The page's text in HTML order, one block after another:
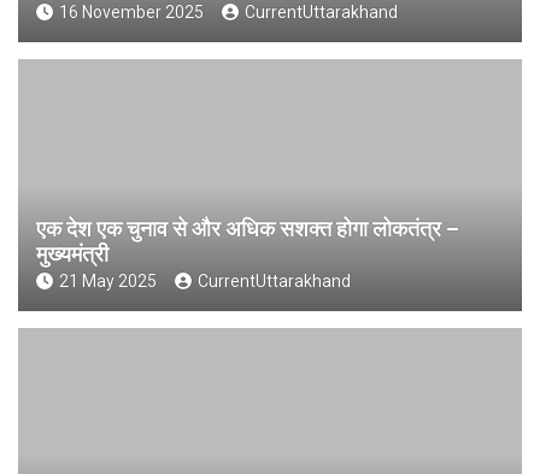
16 November 2025 CurrentUttarakhand
एक देश एक चुनाव से और अधिक सशक्त होगा लोकतंत्र –
मुख्यमंत्री
21 May 2025 CurrentUttarakhand